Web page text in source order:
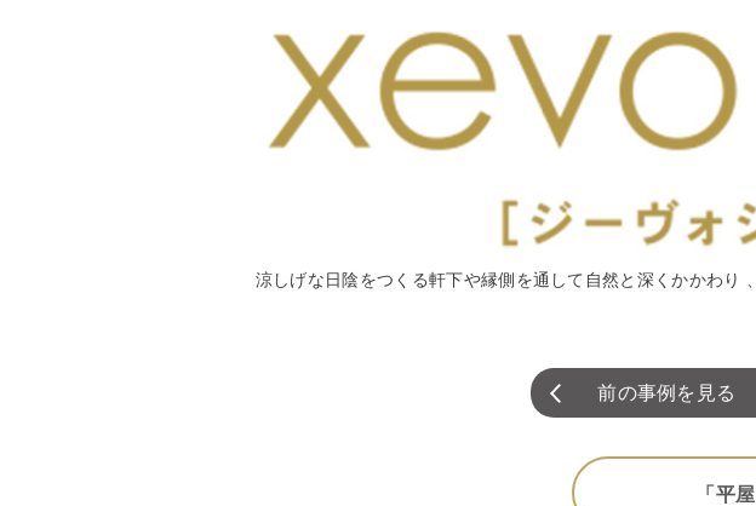
涼しげな日陰をつくる軒下や縁側を通して自然と深くかかわ
前の事例を見る
「平